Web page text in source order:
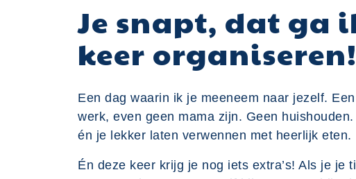
Je snapt, dat ga
keer organiseren!
Een dag waarin ik je meeneem naar jezelf.
werk, even geen mama zijn. Geen
én je lekker laten verwennen met heerlijk eten.
Én deze keer krijg je nog iets extra’s! Als je je